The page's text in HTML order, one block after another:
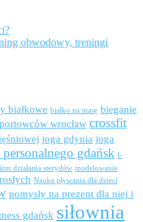
obwodowy, treningi
białkowe białko na masę bieganie
wrocław crossfit
joga gdynia joga
gdańsk l-
działania sterydów modelowanie
Nauka pływania dla dzieci
pomysły na prezent dla niej i
gdańsk siłownia